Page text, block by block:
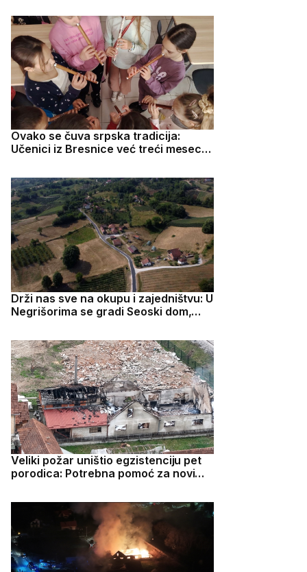
dva gutljaja
Ovako se čuva srpska tradicija:
Učenici iz Bresnice već treći mesec
Drži nas sve na okupu i zajedništvu: U
Negrišorima se gradi Seoski dom,
prelepa vest
Veliki požar uništio egzistenciju pet
porodica: Potrebna pomoć za novi